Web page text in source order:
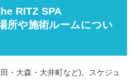
RITZ SPA
所や施術ルームについ
・大森・大井町など)。スケジュ